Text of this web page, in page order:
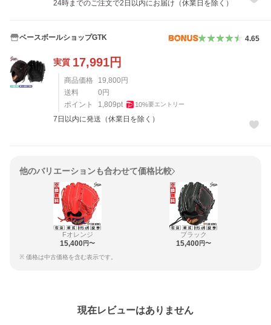
24時までのご注文で2日以内にお届け（休業日を除く）
ベースボールショップGTK 4.65
実質 17,991円
商品価格 19,800円
送料
0円
ポイント
1,809pt 10%要エントリー
7日以内に発送（休業日を除く）
他のバリエーションも合わせて価格比較
Fオレンジ
15,400円〜
ブラック
15,400円〜
※ 価格は中古価格を含む表示です。
現在レビューはありません